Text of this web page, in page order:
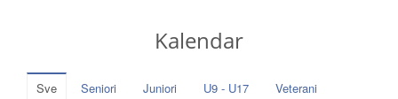
Kalendar
Sve Seniori Juniori U9 - U17
Veterani